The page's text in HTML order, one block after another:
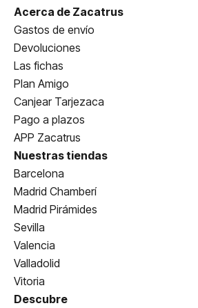
Acerca de Zacatrus
Gastos de envío
Devoluciones
Las fichas
Plan Amigo
Canjear Tarjezaca
Pago a plazos
APP Zacatrus
Nuestras tiendas
Barcelona
Madrid Chamberí
Madrid Pirámides
Sevilla
Valencia
Valladolid
Vitoria
Descubre